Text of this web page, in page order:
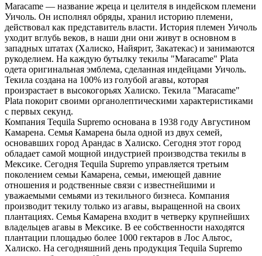
Maracame — название жреца и целителя в индейском племени
Уичоль. Он исполнял обряды, хранил историю племени,
действовал как представитель власти. История племен Уичоль
уходит вглубь веков, в наши дни они живут в основном в
западных штатах (Халиско, Найярит, Закатекас) и занимаются
рукоделием. На каждую бутылку текилы "Maracame" Plata
одета оригинальная эмблема, сделанная индейцами Уичоль.
Текила создана на 100% из голубой агавы, которая
произрастает в высокогорьях Халиско. Текила "Maracame"
Plata покорит своими органолептическими характеристиками
с первых секунд.
Компания Tequila Supremo основана в 1938 году Августином
Камарена. Семья Камарена была одной из двух семей,
основавших город Арандас в Халиско. Сегодня этот город
обладает самой мощной индустрией производства текилы в
Мексике. Сегодня Tequila Supremo управляется третьим
поколением семьи Камарена, семьи, имеющей давние
отношения и родственные связи с известнейшими и
уважаемыми семьями из текильного бизнеса. Компания
производит текилу только из агавы, выращенной на своих
плантациях. Семья Камарена входит в четверку крупнейших
владельцев агавы в Мексике. В ее собственности находятся
плантации площадью более 1000 гектаров в Лос Альтос,
Халиско. На сегодняшний день продукция Tequila Supremo